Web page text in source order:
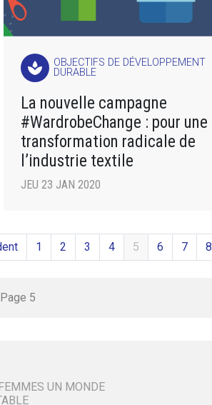
spa
OBJECTIFS DE DÉVELOPPEMENT
DURABLE
La nouvelle campagne
#WardrobeChange : pour une
transformation radicale de
l’industrie textile
JEU 23 JAN 2020
1 2 3 4 5 6 7 8
Page 5
UN MONDE